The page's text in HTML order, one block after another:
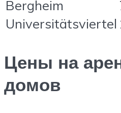
Bergheim
Universitätsviertel
Цены на
домов